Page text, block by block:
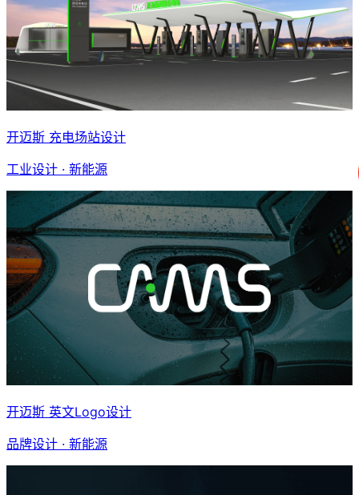
开迈斯 充电场站设计
工业设计 · 新能源
开迈斯 英文Logo设计
品牌设计 · 新能源